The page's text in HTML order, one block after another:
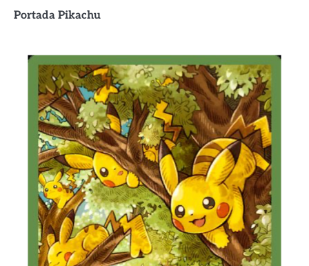
Portada Pikachu